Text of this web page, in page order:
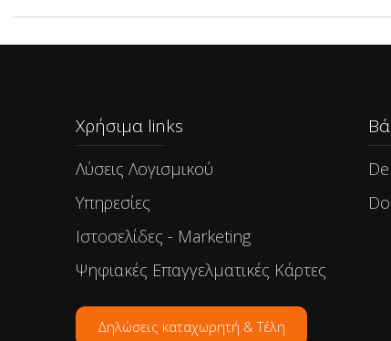
Χρήσιμα links​
Λύσεις Λογισμικού
Υπηρεσίες
Ιστοσελίδες - Marketing
Ψηφιακές Επαγγελματικές Κάρτες
Δηλώσεις καταχωρητή & Τέλη